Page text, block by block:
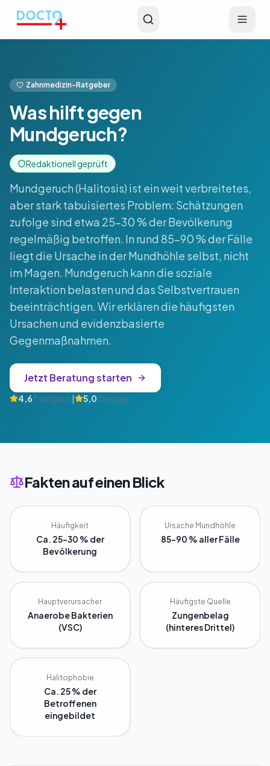
Zahnmedizin-Ratgeber
Was hilft gegen
Mundgeruch?
Redaktionell geprüft
Mundgeruch (Halitosis) ist ein weit verbreitetes,
aber stark tabuisiertes Problem: Schätzungen
zufolge sind etwa 25-30 % der Bevölkerung
regelmäßig betroffen. In rund 85-90 % der Fälle
liegt die Ursache in der Mundhöhle selbst, nicht
im Magen. Mundgeruch kann die soziale
Interaktion belasten und das Selbstvertrauen
beeinträchtigen. Wir erklären die häufigsten
Ursachen und evidenzbasierte
Gegenmaßnahmen.
Jetzt Beratung starten
4,6Trustpilot| 5,0Google
Fakten auf einen Blick
Häufigkeit
Ca. 25-30 % der
Bevölkerung
Ursache Mundhöhle
85-90 % aller Fälle
Hauptverursacher
Anaerobe Bakterien
(VSC)
Häufigste Quelle
Zungenbelag
(hinteres Drittel)
Halitophobie
Ca. 25 % der
Betroffenen
eingebildet